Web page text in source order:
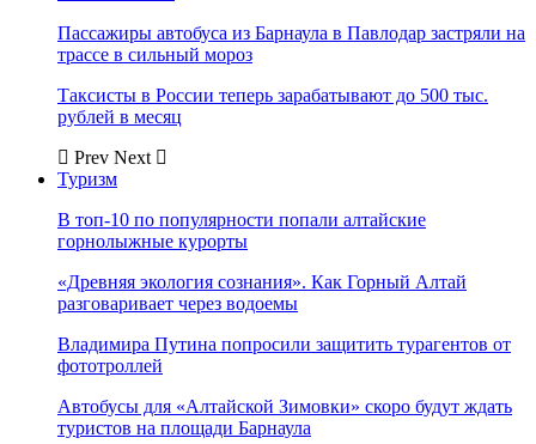
Пассажиры автобуса из Барнаула в Павлодар застряли на
трассе в сильный мороз
Таксисты в России теперь зарабатывают до 500 тыс.
рублей в месяц
Prev Next
Туризм
В топ-10 по популярности попали алтайские
горнолыжные курорты
«Древняя экология сознания». Как Горный Алтай
разговаривает через водоемы
Владимира Путина попросили защитить турагентов от
фототроллей
Автобусы для «Алтайской Зимовки» скоро будут ждать
туристов на площади Барнаула